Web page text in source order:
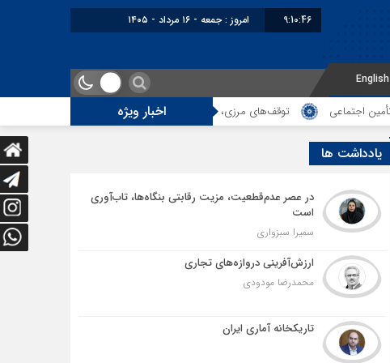
9:10:47 برابر با : Friday - 7 August - 2026
English
اخبار ویژه
توقف‌های مرزی، هزینه‌های پنهان و ضعف مدیریت؛ زنگ خطری برای آینده ترانزیت ایران
یادداشت ها
در عصر عدم‌قطعیت، مزیت رقابتی بنگاه‌ها، تاب‌آوری
است
سمیرا سبزواری
ارزش‌آفرینی دروازه‌های تجاری
محمدرضا مودودی
تاریکخانه آماری ایران